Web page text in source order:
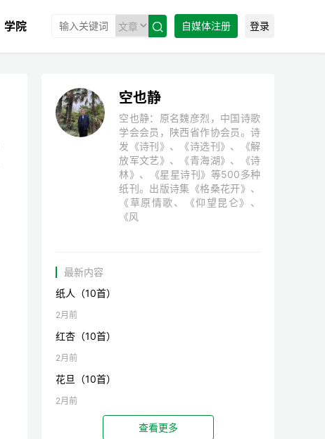
学院  自媒体注册 登录
空也静
空也静：原名魏彦烈，中国诗歌
学会会员，陕西省作协会员。诗
发《诗刊》、《诗选刊》、《解
放军文艺》、《青海湖》、《诗
林》、《星星诗刊》等500多种
纸刊。出版诗集《格桑花开》、
《草原情歌、《仰望昆仑》、
《风
最新内容
纸人（10首）
2月前
红杏（10首）
2月前
花旦（10首）
2月前
查看更多